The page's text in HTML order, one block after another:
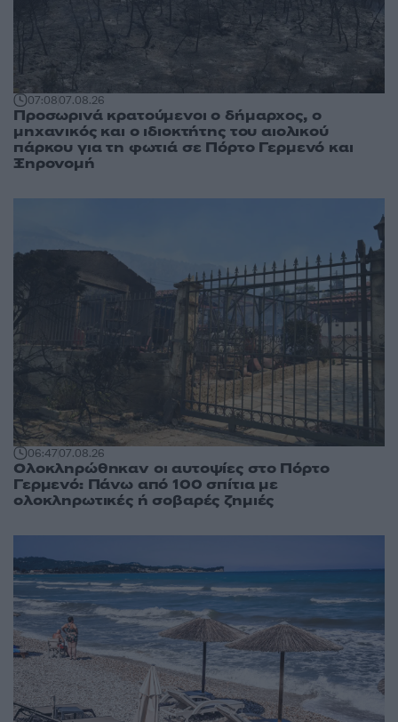
07:0807.08.26
Προσωρινά κρατούμενοι ο δήμαρχος, ο
μηχανικός και ο ιδιοκτήτης του αιολικού
πάρκου για τη φωτιά σε Πόρτο Γερμενό και
Ξηρονομή
06:4707.08.26
Ολοκληρώθηκαν οι αυτοψίες στο Πόρτο
Γερμενό: Πάνω από 100 σπίτια με
ολοκληρωτικές ή σοβαρές ζημιές